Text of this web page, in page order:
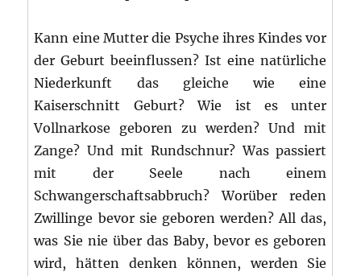
Kann eine Mutter die Psyche ihres Kindes vor
der Geburt beeinflussen? Ist eine natürliche
Niederkunft das gleiche wie eine
Kaiserschnitt Geburt? Wie ist es unter
Vollnarkose geboren zu werden? Und mit
Zange? Und mit Rundschnur? Was passiert
mit der Seele nach einem
Schwangerschaftsabbruch? Worüber reden
Zwillinge bevor sie geboren werden? All das,
was Sie nie über das Baby, bevor es geboren
wird, hätten denken können, werden Sie